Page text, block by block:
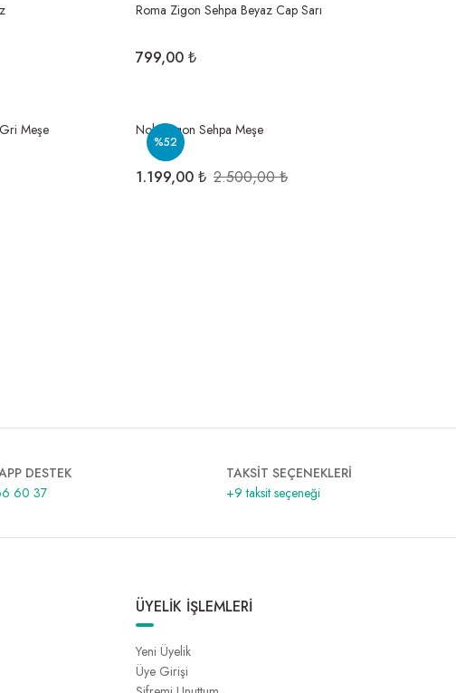
Roma Zigon Sehpa Beyaz Cap Sarı
799,00 ₺
Meşe
%52
Nola Zigon Sehpa Meşe
1.199,00 ₺ 2.500,00 ₺
DESTEK
60 37
TAKSİT SEÇENEKLERİ
+9 taksit seçeneği
ÜYELİK İŞLEMLERİ
Yeni Üyelik
Üye Girişi